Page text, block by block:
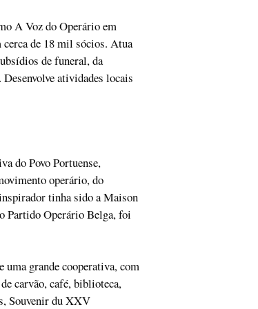
A Voz do Operário em
cerca de 18 mil sócios. Atua
de funeral, da
atividades locais
do Povo Portuense,
operário, do
tinha sido a Maison
Partido Operário Belga, foi
uma grande cooperativa, com
carvão, café, biblioteca,
Souvenir du XXV